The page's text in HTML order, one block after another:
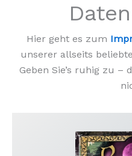
Hier geht es zum
unserer allseits
Geben Sie’s ruhig zu –